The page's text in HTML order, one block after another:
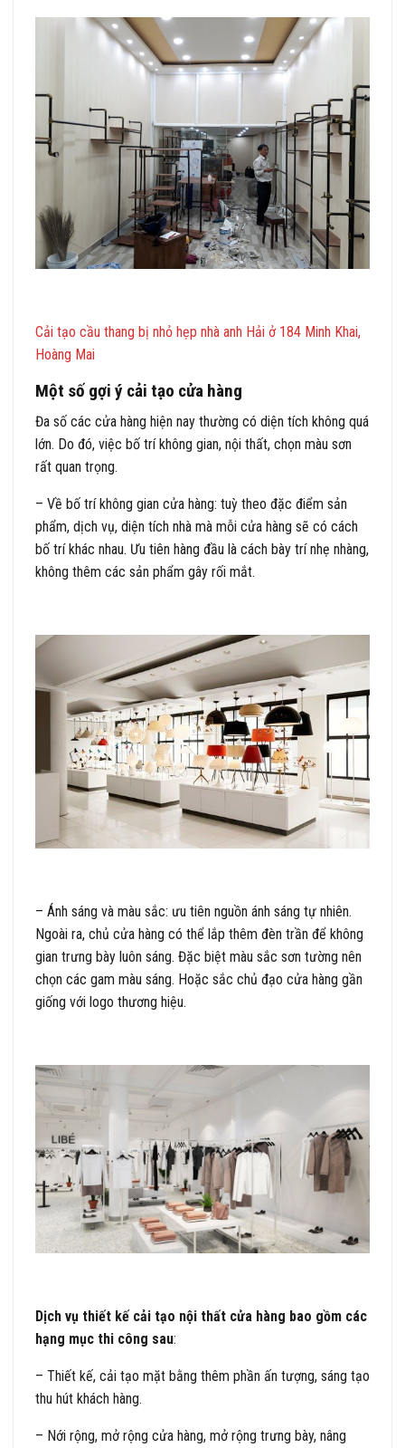
Cải tạo cầu thang bị nhỏ hẹp nhà anh Hải ở 184 Minh Khai,
Hoàng Mai
Một số gợi ý cải tạo cửa hàng
Đa số các cửa hàng hiện nay thường có diện tích không quá
lớn. Do đó, việc bố trí không gian, nội thất, chọn màu sơn
rất quan trọng.
– Về bố trí không gian cửa hàng: tuỳ theo đặc điểm sản
phẩm, dịch vụ, diện tích nhà mà mỗi cửa hàng sẽ có cách
bố trí khác nhau. Ưu tiên hàng đầu là cách bày trí nhẹ nhàng,
không thêm các sản phẩm gây rối mắt.
– Ánh sáng và màu sắc: ưu tiên nguồn ánh sáng tự nhiên.
Ngoài ra, chủ cửa hàng có thể lắp thêm đèn trần để không
gian trưng bày luôn sáng. Đặc biệt màu sắc sơn tường nên
chọn các gam màu sáng. Hoặc sắc chủ đạo cửa hàng gần
giống với logo thương hiệu.
Dịch vụ thiết kế cải tạo nội thất cửa hàng bao gồm các
hạng mục thi công sau:
– Thiết kế, cải tạo mặt bằng thêm phần ấn tượng, sáng tạo
thu hút khách hàng.
– Nới rộng, mở rộng cửa hàng, mở rộng trưng bày, nâng